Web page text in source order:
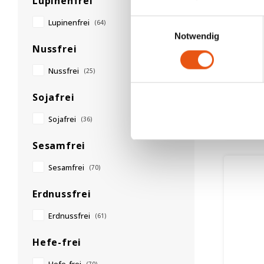
Notwendig
Lupinenfrei (64)
Nussfrei
Nussfrei (25)
Sojafrei
Sojafrei (36)
Sesamfrei
Sesamfrei (70)
Erdnussfrei
Erdnussfrei (61)
Hefe-frei